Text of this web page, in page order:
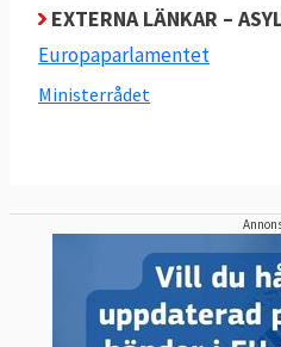
sökande få resa in på
territorium.
Nya regler för var
ska lämnas in, i de
landet som migranten
eftersom reglerna i
föreslår
EXTERNA LÄNKAR –
Europaparlamentet
Ministerrådet